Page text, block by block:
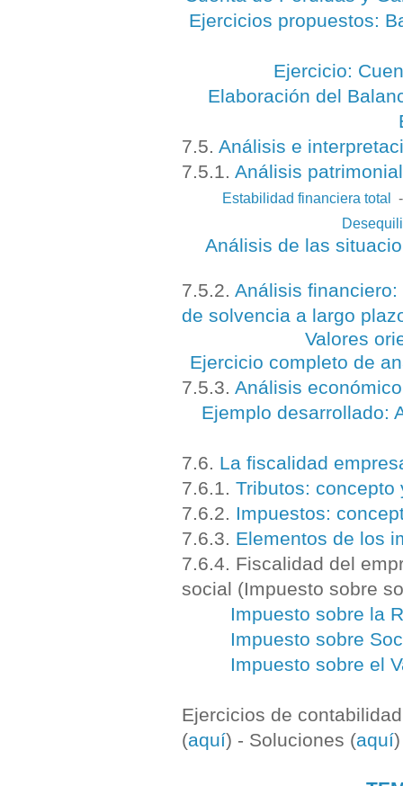
Ejercicios propuestos:
Ejercicio:
Elaboración del
7.5. Análisis e
7.5.1. Análisis
Estabilidad financiera total
Análisis de las
7.5.2. Análisis
de solvencia a largo
Valores
Ejercicio completo de
7.5.3. Análisis económico
Ejemplo desarrollado:
7.6. La fiscalidad
7.6.1. Tributos: concepto
7.6.2. Impuestos:
7.6.3. Elementos de los
7.6.4. Fiscalidad del
social (Impuesto sobre
Impuesto sobre la
Impuesto sobre
Impuesto sobre el
Ejercicios de
(aquí) - Soluciones (aquí)